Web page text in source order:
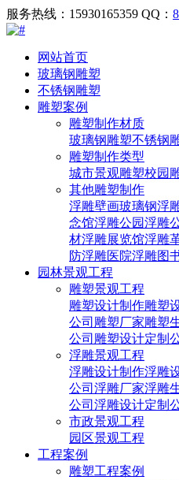
服务热线：15930165359 QQ：
网站首页
玻璃钢雕塑
不锈钢雕塑
雕塑案例
雕塑制作材质
玻璃钢雕塑不锈钢
雕塑制作类型
城市景观雕塑校园
其他雕塑制作
浮雕壁画玻璃钢浮
念馆浮雕公园浮雕
材浮雕展览馆浮雕
防浮雕医院浮雕图
园林景观工程
雕塑景观工程
雕塑设计制作雕塑
公司 雕塑厂家雕塑
公司 雕塑设计定制
浮雕景观工程
浮雕设计制作浮雕
公司 浮雕厂家浮雕
公司 浮雕设计定制
市政景观工程
园区景观工程
工程案例
雕塑工程案例